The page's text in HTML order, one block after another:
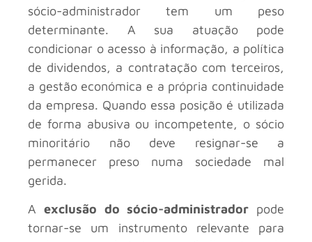
sócio-administrador tem um peso
determinante. A sua atuação pode
condicionar o acesso à informação, a política
de dividendos, a contratação com terceiros,
a gestão económica e a própria continuidade
da empresa. Quando essa posição é utilizada
de forma abusiva ou incompetente, o sócio
minoritário não deve resignar-se a
permanecer preso numa sociedade mal
gerida.
A exclusão do sócio-administrador pode
tornar-se um instrumento relevante para